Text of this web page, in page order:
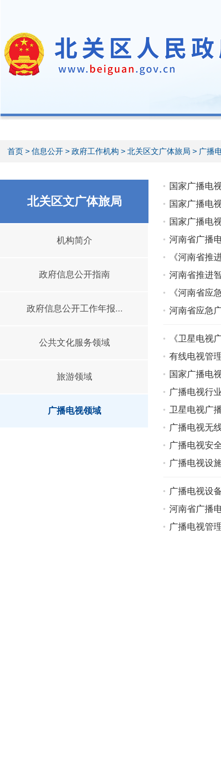
首页 > 信息公开 > 政府工作机构 > 北关区文广体旅局 > 广播
北关区文广体旅局
机构简介
政府信息公开指南
政府信息公开工作年报...
公共文化服务领域
旅游领域
广播电视领域
国家广播电
国家广播电
国家广播电
河南省广播
《河南省推
河南省推进
《河南省应
河南省应急
《卫星电视
有线电视管
国家广播电
广播电视行
卫星电视广
广播电视无
广播电视安
广播电视设
广播电视设
河南省广播
广播电视管